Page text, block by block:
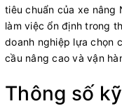
tiêu chuẩn của xe nâng
làm việc ổn định trong
doanh nghiệp lựa chọn
cầu nâng cao và vận
Thông số